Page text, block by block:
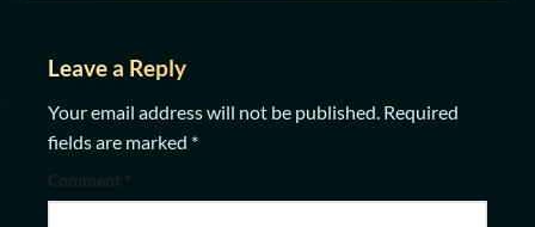
Leave a Reply
Your email address will not be published. Required
fields are marked *
Comment *